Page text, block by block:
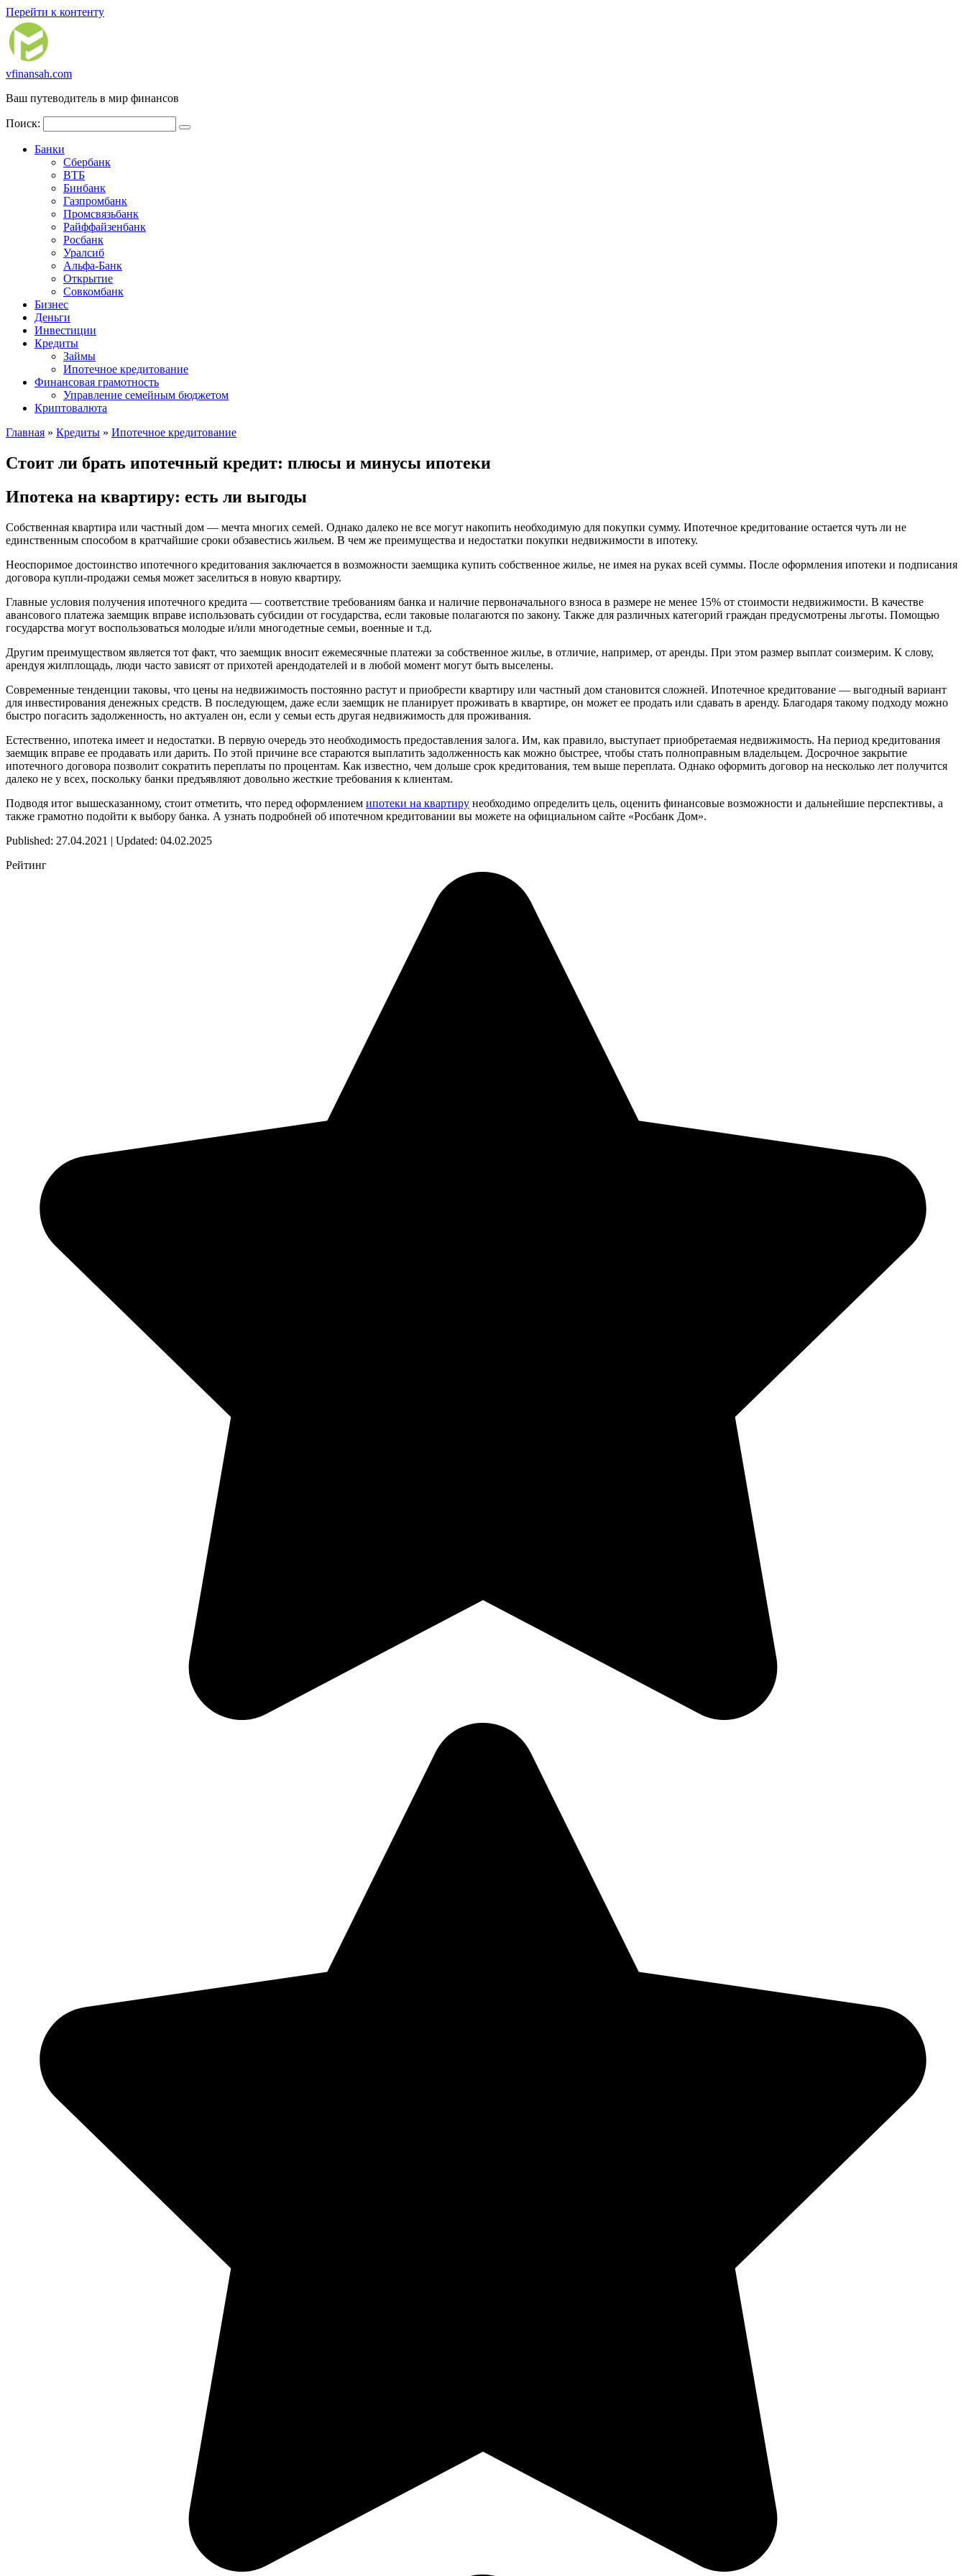
Перейти к контенту
vfinansah.com
Ваш путеводитель в мир финансов
Поиск:
Банки
Сбербанк
ВТБ
Бинбанк
Газпромбанк
Промсвязьбанк
Райффайзенбанк
Росбанк
Уралсиб
Альфа-Банк
Открытие
Совкомбанк
Бизнес
Деньги
Инвестиции
Кредиты
Займы
Ипотечное кредитование
Финансовая грамотность
Управление семейным бюджетом
Криптовалюта
Главная » Кредиты » Ипотечное кредитование
Стоит ли брать ипотечный кредит: плюсы и минусы ипотеки
Ипотека на квартиру: есть ли выгоды
Собственная квартира или частный дом — мечта многих семей. Однако далеко не все могут накопить необходимую для покупки сумму. Ипотечное кредитование остается чуть ли не
единственным способом в кратчайшие сроки обзавестись жильем. В чем же преимущества и недостатки покупки недвижимости в ипотеку.
Неоспоримое достоинство ипотечного кредитования заключается в возможности заемщика купить собственное жилье, не имея на руках всей суммы. После оформления ипотеки и подписания
договора купли-продажи семья может заселиться в новую квартиру.
Главные условия получения ипотечного кредита — соответствие требованиям банка и наличие первоначального взноса в размере не менее 15% от стоимости недвижимости. В качестве
авансового платежа заемщик вправе использовать субсидии от государства, если таковые полагаются по закону. Также для различных категорий граждан предусмотрены льготы. Помощью
государства могут воспользоваться молодые и/или многодетные семьи, военные и т.д.
Другим преимуществом является тот факт, что заемщик вносит ежемесячные платежи за собственное жилье, в отличие, например, от аренды. При этом размер выплат соизмерим. К слову,
арендуя жилплощадь, люди часто зависят от прихотей арендодателей и в любой момент могут быть выселены.
Современные тенденции таковы, что цены на недвижимость постоянно растут и приобрести квартиру или частный дом становится сложней. Ипотечное кредитование — выгодный вариант
для инвестирования денежных средств. В последующем, даже если заемщик не планирует проживать в квартире, он может ее продать или сдавать в аренду. Благодаря такому подходу можно
быстро погасить задолженность, но актуален он, если у семьи есть другая недвижимость для проживания.
Естественно, ипотека имеет и недостатки. В первую очередь это необходимость предоставления залога. Им, как правило, выступает приобретаемая недвижимость. На период кредитования
заемщик вправе ее продавать или дарить. По этой причине все стараются выплатить задолженность как можно быстрее, чтобы стать полноправным владельцем. Досрочное закрытие
ипотечного договора позволит сократить переплаты по процентам. Как известно, чем дольше срок кредитования, тем выше переплата. Однако оформить договор на несколько лет получится
далеко не у всех, поскольку банки предъявляют довольно жесткие требования к клиентам.
Подводя итог вышесказанному, стоит отметить, что перед оформлением ипотеки на квартиру необходимо определить цель, оценить финансовые возможности и дальнейшие перспективы, а
также грамотно подойти к выбору банка. А узнать подробней об ипотечном кредитовании вы можете на официальном сайте «Росбанк Дом».
Published: 27.04.2021 | Updated: 04.02.2025
Рейтинг